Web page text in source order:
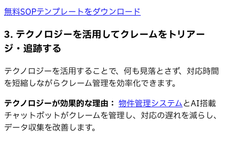
無料SOPテンプレートをダウンロード
3. テクノロジーを活用してクレームをトリアー
ジ・追跡する
テクノロジーを活用することで、何も見落とさず、対応時間
を短縮しながらクレーム管理を効率化できます。
テクノロジーが効果的な理由： 物件管理システムとAI搭載
チャットボットがクレームを管理し、対応の遅れを減らし、
データ収集を改善します。